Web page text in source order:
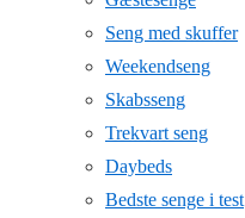
Seng med skuffer
Weekendseng
Skabsseng
Trekvart seng
Daybeds
Bedste senge i test